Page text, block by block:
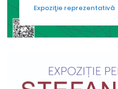
Expoziţie reprezentativă